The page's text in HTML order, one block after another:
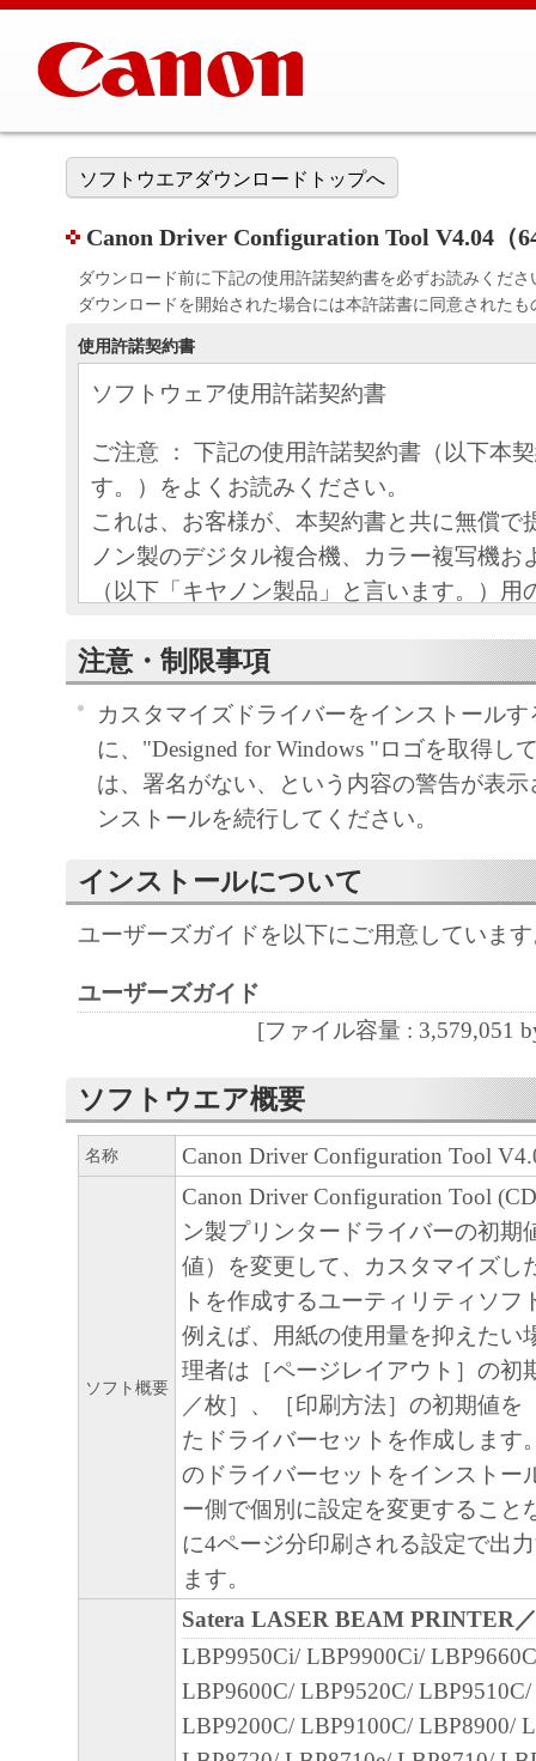
ソフトウエアダウンロードトップへ
Canon Driver Configuration Tool V4.04（
ダウンロード前に下記の使用許諾契約書を必ずお読みくださ
ダウンロードを開始された場合には本許諾書に同意された
使用許諾契約書
ソフトウェア使用許諾契約書
ご注意 ： 下記の使用許諾契約書（以下本
す。）をよくお読みください。
これは、お客様が、本契約書と共に無償で
ノン製のデジタル複合機、カラー複写機お
（以下「キヤノン製品」と言います。）用
ウェアプログラム（本契約書以外の各マニ
をご使用になるための、お客様とキヤノン
キヤノンと言います。）との間の契約書で
お客様は、『同意』を示す下記のボタンを
点、または「本ソフトウェア」の使用のい
て、本契約書に同意したことになります。
お客様が本契約書に同意できない場合、「
１．許諾
ソフトウェアプログラムの初期設定を変更
に、「キヤノン製品」に直接またはネット
続される複数のコンピューター（以下「指
ます。）において、「本ソフトウェア」を
においては、「本ソフトウェア」をコンピ
媒体上にインストールすること、またはコ
おいて表示すること、アクセスすること、
ることのいずれも含むものとします。）す
的権利をお客様に対して許諾します。お客
定機器」にネットワークを通じて接続され
ー上で、かかるコンピューターの使用者に
トウェア」を使用させることができますが
ューターの使用者に本契約書上の義務およ
せるとともに、その履行に関し全責任を負
(2) お客様は、上記(1)に基づいて「本ソフ
するためのバックアップとして、「本ソフ
部、複製することができます。
(3) 上記(1)および(2)に定める場合を除き、
ヤノンのライセンサーのいかなる知的財産
注意・制限事項
カスタマイズドライバーをインストールす
に、"Designed for Windows "ロゴを取得し
は、署名がない、という内容の警告が表
ンストールを続行してください。
インストールについて
ユーザーズガイドを以下にご用意していま
ユーザーズガイド
[ファイル容量 : 3,579,051
ソフトウエア概要
名称 Canon Driver Configuration Tool
ソフト概要
Canon Driver Configuration Tool
ン製プリンタードライバーの初期
値）を変更して、カスタマイズし
トを作成するユーティリティソフ
例えば、用紙の使用量を抑えたい
理者は［ページレイアウト］の初
／枚］、［印刷方法］の初期値を
たドライバーセットを作成します
のドライバーセットをインストー
ー側で個別に設定を変更すること
に4ページ分印刷される設定で出
ます。
Satera LASER BEAM PRINTER
LBP9950Ci/ LBP9900Ci/
LBP9600C/ LBP9520C/
LBP9200C/ LBP9100C/ LBP8900/